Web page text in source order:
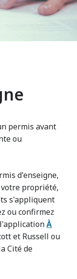
permis avant
ou
d'enseigne,
votre propriété,
s'appliquent
ou confirmez
l'applicationÀ
et Russell ou
Cité de